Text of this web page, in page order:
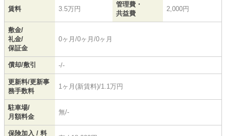
賃料 3.5万円
管理費・
共益費
2,000円
敷金/
礼金/
保証金
0ヶ月/0ヶ月/0ヶ月
償却/敷引 -/-
更新料/更新事
務手数料
1ヶ月(新賃料)/1.1万円
駐車場/
月額料金
無/-
保険加入 / 料